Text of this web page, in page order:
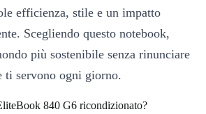
efficienza, stile e un impatto
Scegliendo questo notebook,
più sostenibile senza rinunciare
ti servono ogni giorno.
840 G6 ricondizionato?